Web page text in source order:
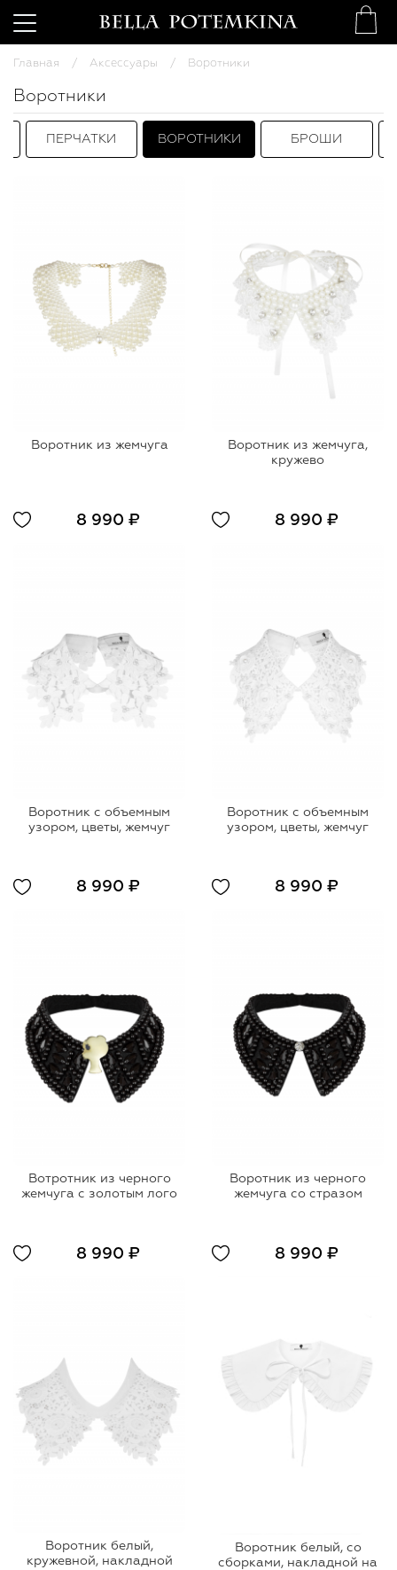
Главная Аксессуары Воротники
Воротники
ПЕРЧАТКИ ВОРОТНИКИ БРОШИ
Воротник из жемчуга
8 990 ₽
Воротник из жемчуга,
кружево
8 990 ₽
Воротник с объемным
узором, цветы, жемчуг
8 990 ₽
Воротник с объемным
узором, цветы, жемчуг
8 990 ₽
Вотротник из черного
жемчуга с золотым лого
8 990 ₽
Воротник из черного
жемчуга со стразом
8 990 ₽
Воротник белый,
кружевной, накладной
Воротник белый, со
сборками, накладной на